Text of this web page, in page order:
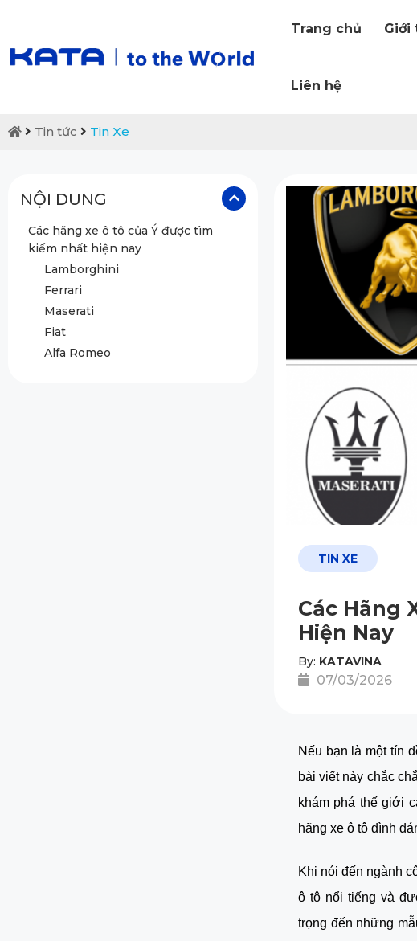
Trang chủ Giới
Liên hệ
Tin tức Tin Xe
NỘI DUNG
Các hãng xe ô tô của Ý được tìm
kiếm nhất hiện nay
Lamborghini
Ferrari
Maserati
Fiat
Alfa Romeo
TIN XE
Các Hãng
Hiện Nay
By: KATAVINA
07/03/2026
Nếu bạn là một tín
bài viết này chắc
khám phá thế giới
hãng xe ô tô đình
Khi nói đến ngành
ô tô nổi tiếng và
trọng đến những